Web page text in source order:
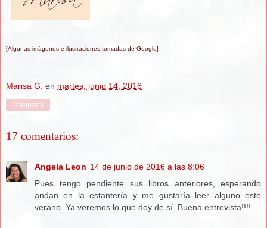
[Algunas imágenes e ilustraciones tomadas de Google]
Marisa G. en martes, junio 14, 2016
Compartir
17 comentarios:
Angela Leon 14 de junio de 2016 a las 8:06
Pues tengo pendiente sus libros anteriores, esperando
andan en la estantería y me gustaría leer alguno este
verano. Ya veremos lo que doy de sí. Buena entrevista!!!!